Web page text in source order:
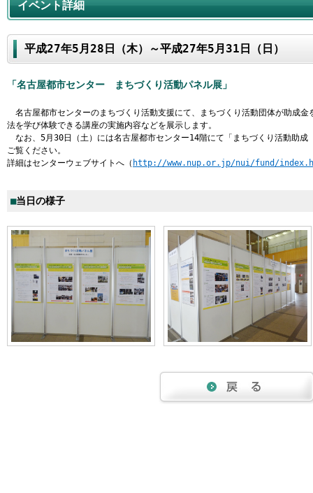
イベント詳細
平成27年5月28日（木）～平成27年5月31日（日）
「名古屋都市センター まちづくり活動パネル展」
名古屋都市センターのまちづくり活動支援にて、まちづくり活動団体が助成金
法を学び体験できる講座の実施内容などを展示します。
なお、5月30日（土）には名古屋都市センター14階にて「まちづくり活動助
ご覧ください。
詳細はセンターウェブサイトへ（ http://www.nup.or.jp/nui/fund/
■当日の様子